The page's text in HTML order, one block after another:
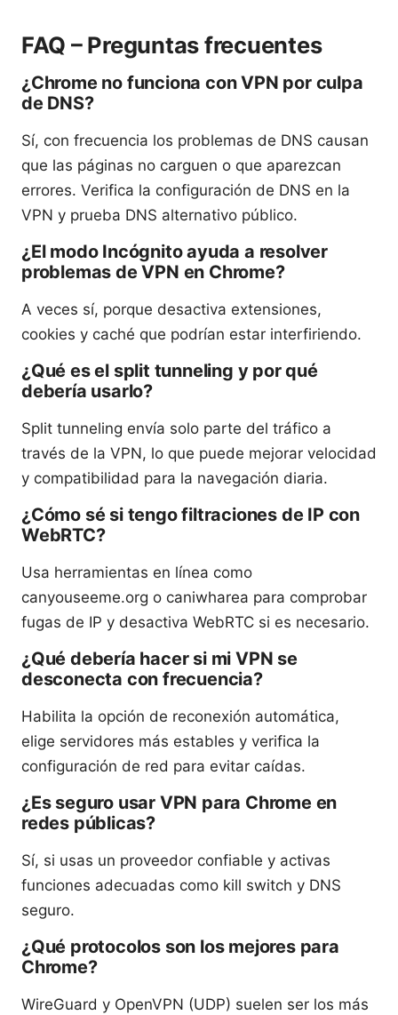
FAQ – Preguntas frecuentes
¿Chrome no funciona con VPN por culpa
de DNS?
Sí, con frecuencia los problemas de DNS causan
que las páginas no carguen o que aparezcan
errores. Verifica la configuración de DNS en la
VPN y prueba DNS alternativo público.
¿El modo Incógnito ayuda a resolver
problemas de VPN en Chrome?
A veces sí, porque desactiva extensiones,
cookies y caché que podrían estar interfiriendo.
¿Qué es el split tunneling y por qué
debería usarlo?
Split tunneling envía solo parte del tráfico a
través de la VPN, lo que puede mejorar velocidad
y compatibilidad para la navegación diaria.
¿Cómo sé si tengo filtraciones de IP con
WebRTC?
Usa herramientas en línea como
canyouseeme.org o caniwharea para comprobar
fugas de IP y desactiva WebRTC si es necesario.
¿Qué debería hacer si mi VPN se
desconecta con frecuencia?
Habilita la opción de reconexión automática,
elige servidores más estables y verifica la
configuración de red para evitar caídas.
¿Es seguro usar VPN para Chrome en
redes públicas?
Sí, si usas un proveedor confiable y activas
funciones adecuadas como kill switch y DNS
seguro.
¿Qué protocolos son los mejores para
Chrome?
WireGuard y OpenVPN (UDP) suelen ser los más